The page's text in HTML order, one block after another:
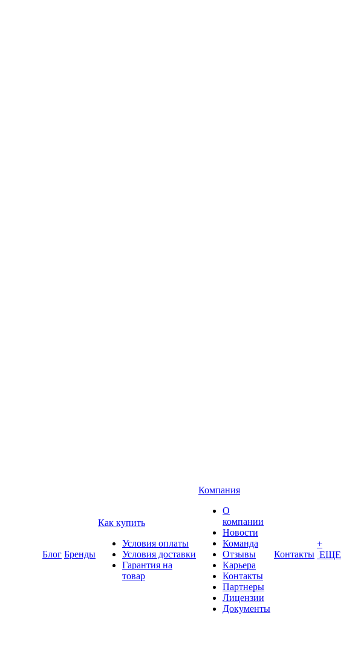
Блог Бренды
Как купить
Условия оплаты
Условия доставки
Гарантия на
товар
Компания
О
компании
Новости
Команда
Отзывы
Карьера
Контакты
Партнеры
Лицензии
Документы
Контакты
+
ЕЩЕ